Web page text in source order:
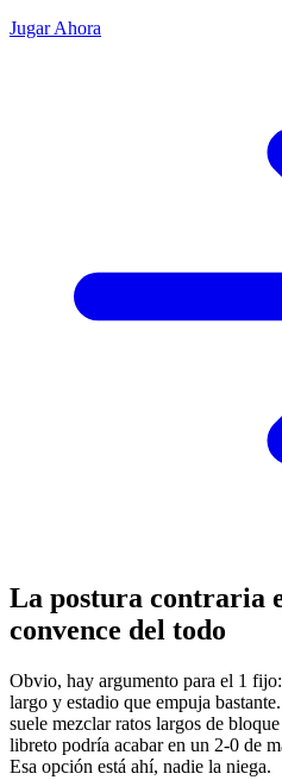
Jugar Ahora
La postura contraria
convence del todo
Obvio, hay argumento para el 1
largo y estadio que empuja
suele mezclar ratos largos de
libreto podría acabar en un 2-0 de
Esa opción está ahí, nadie la niega.